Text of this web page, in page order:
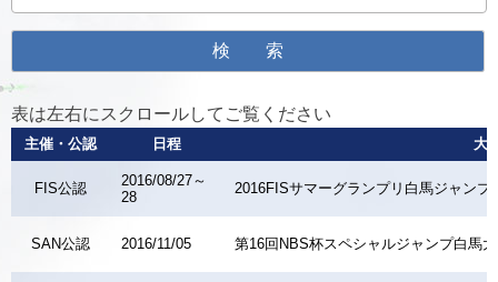
表は左右にスクロールしてご覧ください
主催・公認 日程 大
FIS公認
2016/08/27～
28
2016FISサマーグランプリ白馬ジャンプ
SAN公認 2016/11/05 第16回NBS杯スペシャルジャンプ白馬